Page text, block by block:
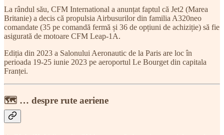
La rândul său, CFM International a anunțat faptul că Jet2 (Marea
Britanie) a decis că propulsia Airbusurilor din familia A320neo
comandate (35 pe comandă fermă și 36 de opțiuni de achiziție) să fie
asigurată de motoare CFM Leap-1A.
Ediția din 2023 a Salonului Aeronautic de la Paris are loc în
perioada 19-25 iunie 2023 pe aeroportul Le Bourget din capitala
Franței.
🗺 … despre rute aeriene